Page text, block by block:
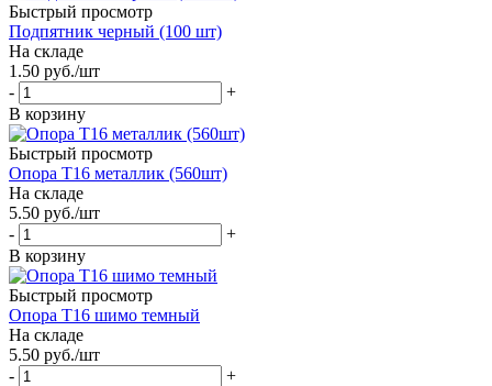
Быстрый просмотр
Подпятник черный (100 шт)
На складе
1.50 руб./шт
-
+
В корзину
Быстрый просмотр
Опора Т16 металлик (560шт)
На складе
5.50 руб./шт
-
+
В корзину
Быстрый просмотр
Опора Т16 шимо темный
На складе
5.50 руб./шт
-
+